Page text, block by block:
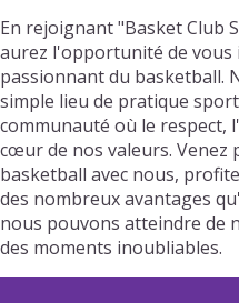
En rejoignant "Basket Club
aurez l'opportunité de vous
passionnant du basketball.
simple lieu de pratique
communauté où le respect,
cœur de nos valeurs.
basketball avec nous,
des nombreux avantages
nous pouvons atteindre de
des moments inoubliables.